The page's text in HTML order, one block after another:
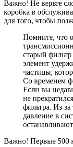
Важно! Не верьте
коробка в
для того, чтобы
Помните, что
старый
элемент
частицы,
Со временем
Если вы
не
фильтра. Из-за
давление в
Важно! Первые 500